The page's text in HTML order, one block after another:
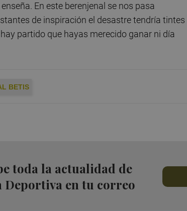
En este berenjenal se nos pasa
de inspiración el desastre tendría tintes
partido que hayas merecido ganar ni día
BETIS
toda la actualidad de
Deportiva en tu correo